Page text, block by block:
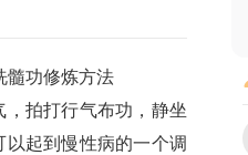
髓功修炼方法
拍打行气布功，静坐
起到慢性病的一个调